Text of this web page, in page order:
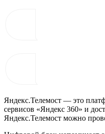
Яндекс.Телемост — это
сервисов «Яндекс 360» и
Яндекс.Телемост можно